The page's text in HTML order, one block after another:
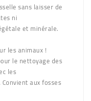
sans laisser de
ni
et minérale.
les animaux !
le nettoyage des
les
aux fosses